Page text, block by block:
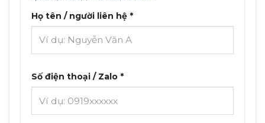
Họ tên / người liên hệ *
Số điện thoại / Zalo *